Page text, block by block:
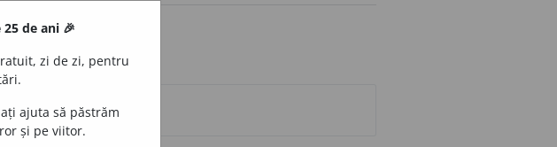
de ani 🎉
zi de zi, pentru
ajuta să păstrăm
și pe viitor.